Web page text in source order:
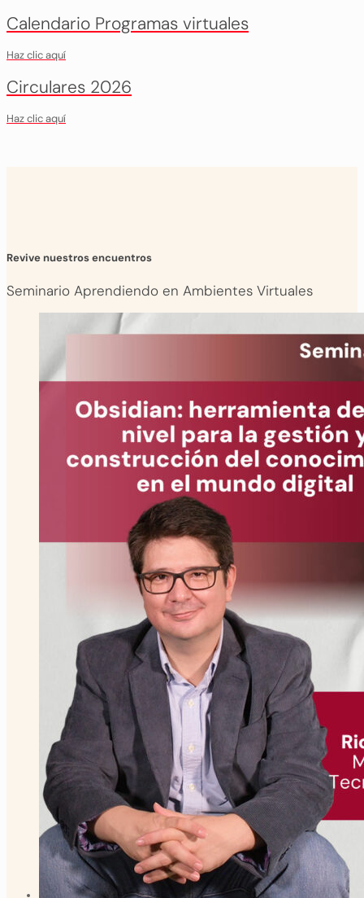
Calendario Programas virtuales
Haz clic aquí
Circulares 2026
Haz clic aquí
Revive nuestros encuentros
Seminario Aprendiendo en Ambientes Virtuales